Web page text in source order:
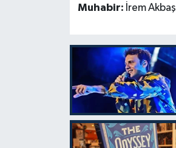
Muhabir: İrem Akbaş